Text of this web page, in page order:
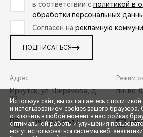
в соответствии с политикой в
обработки персональных
Согласен на рекламную
ПОДПИСАТЬСЯ
Адрес:
Иркутск, ул. Ширямова, д.
32
Режим
пн-вс:
+7 (395) 250-09-17
Используя сайт, вы соглашаетесь с
и использованием cookies вашего
отключить в любой момент в настройках
оптимальной работы и улучшения
могут использоваться системы веб-